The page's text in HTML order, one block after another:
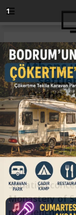
Anasayfa
Athens
07.08.2025
Situation
Monastery of
near Jericho is